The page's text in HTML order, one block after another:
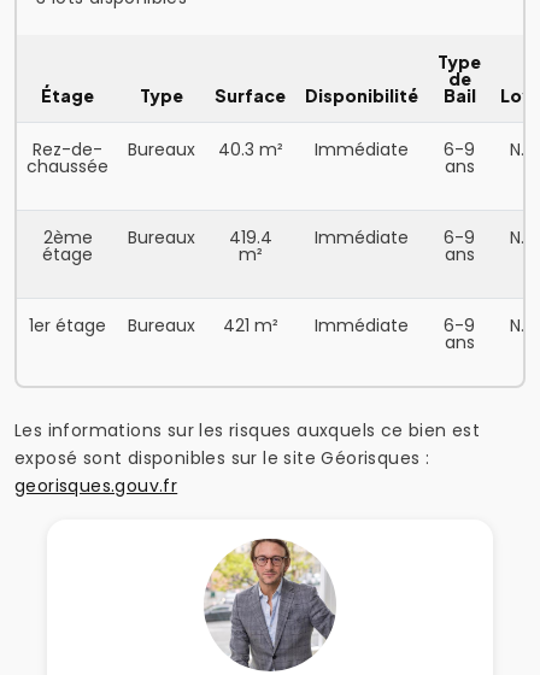
Étage Type Surface Disponibilité
Type
de
Bail
Rez-de-
chaussée
Bureaux 40.3 m² Immédiate 6-9
ans
N.C.
2ème
étage
Bureaux 419.4
m²
Immédiate 6-9
ans
N.C.
1er étage Bureaux 421 m² Immédiate 6-9
ans
N.C.
Les informations sur les risques auxquels ce bien est
exposé sont disponibles sur le site Géorisques :
georisques.gouv.fr